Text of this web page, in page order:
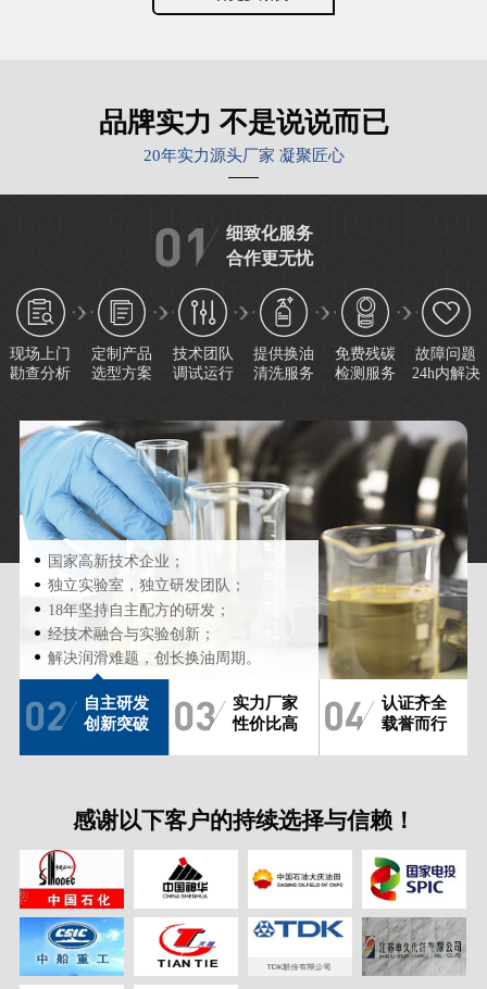
品牌实力 不是说说而已
20年实力源头厂家 凝聚匠心
细致化服务
合作更无忧
现场上门
勘查分析
定制产品
选型方案
技术团队
调试运行
提供换油
清洗服务
免费残碳
检测服务
故障问题
24h内解决
国家高新技术企业；
独立实验室，独立研发团队；
18年坚持自主配方的研发；
经技术融合与实验创新；
解决润滑难题，创长换油周期。
自主研发
创新突破
实力厂家
性价比高
认证齐全
载誉而行
感谢以下客户的持续选择与信赖！